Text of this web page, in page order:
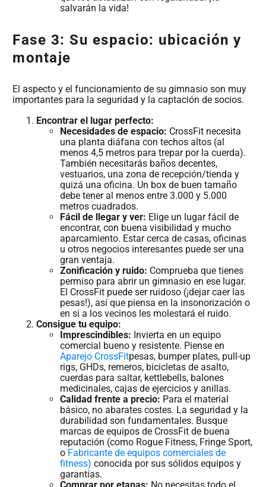
salvarán la vida!
Fase 3: Su espacio: ubicación y
montaje
El aspecto y el funcionamiento de su gimnasio son muy
importantes para la seguridad y la captación de socios.
Encontrar el lugar perfecto:
Necesidades de espacio: CrossFit necesita
una planta diáfana con techos altos (al
menos 4,5 metros para trepar por la cuerda).
También necesitarás baños decentes,
vestuarios, una zona de recepción/tienda y
quizá una oficina. Un box de buen tamaño
debe tener al menos entre 3.000 y 5.000
metros cuadrados.
Fácil de llegar y ver: Elige un lugar fácil de
encontrar, con buena visibilidad y mucho
aparcamiento. Estar cerca de casas, oficinas
u otros negocios interesantes puede ser una
gran ventaja.
Zonificación y ruido: Comprueba que tienes
permiso para abrir un gimnasio en ese lugar.
El CrossFit puede ser ruidoso (¡dejar caer las
pesas!), así que piensa en la insonorización o
en si a los vecinos les molestará el ruido.
Consigue tu equipo:
Imprescindibles: Invierta en un equipo
comercial bueno y resistente. Piense en
Aparejo CrossFitpesas, bumper plates, pull-up
rigs, GHDs, remeros, bicicletas de asalto,
cuerdas para saltar, kettlebells, balones
medicinales, cajas de ejercicios y anillas.
Calidad frente a precio: Para el material
básico, no abarates costes. La seguridad y la
durabilidad son fundamentales. Busque
marcas de equipos de CrossFit de buena
reputación (como Rogue Fitness, Fringe Sport,
o Fabricante de equipos comerciales de
fitness) conocida por sus sólidos equipos y
garantías.